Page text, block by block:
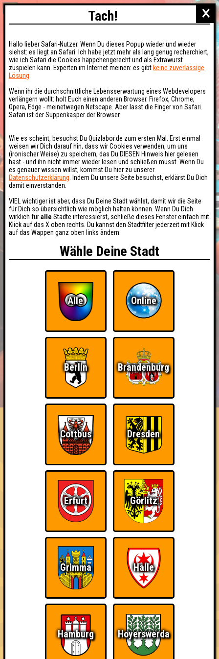
HIGHSCORE RESERVIERUNG
FAQ ÜBER UNS
Seitenquiz Weißwasser #15
Hirnfrost · 19.01.2019 · Hafenstube
Punkte Angemeldete Teams
1. Bierbrains
12
12 36
×
Tach!
Hallo lieber Safari-Nutzer. Wenn Du dieses Popup wieder und wieder
siehst: es liegt an Safari. Ich habe jetzt mehr als lang genug recherchiert,
wie ich Safari die Cookies häppchengerecht und als Extrawurst
zuspielen kann. Experten im Internet meinen: es gibt keine zuverlässige
Lösung
Wenn ihr die durchschnittliche Lebensserwartung eines Webdevelopers
verlängern wollt: holt Euch einen anderen Browser. Firefox, Chrome,
Opera, Edge - meinetwegen Netscape. Aber lasst die Finger von Safari.
Safari ist der Suppenkasper der Browser.
Wie es scheint, besuchst Du Quizlabor.de zum ersten Mal. Erst einmal
weisen wir Dich darauf hin, dass wir Cookies verwenden, um uns
(ironischer Weise) zu speichern, das Du DIESEN Hinweis hier gelesen
hast - und ihn nicht immer wieder lesen und schließen musst. Wenn Du
es genauer wissen willst, kommst Du hier zu unserer
Datenschutzerklärung . Indem Du unsere Seite besuchst, erklärst Du Dich
damit einverstanden.
VIEL wichtiger ist aber, dass Du Deine Stadt wählst, damit wir die Seite
für Dich so übersichtlich wie möglich halten können. Wenn Du Dich
wirklich füralle Städte interessierst, schließe dieses Fenster einfach mit
Klick auf das X oben rechts. Du kannst den Stadtfilter jederzeit mit Klick
auf das Wappen ganz oben links ändern:
Wähle Deine Stadt
Alle Online
Berlin Brandenburg
Cottbus Dresden
Erfurt Görlitz
Grimma Halle
Hamburg Hoyerswerda